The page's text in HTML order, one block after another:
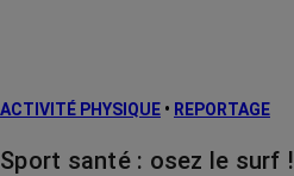
ACTIVITÉ PHYSIQUE • REPORTAGE
Sport santé : osez le surf !